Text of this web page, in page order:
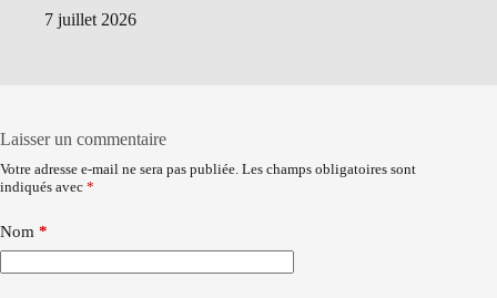
7 juillet 2026
Laisser un commentaire
Votre adresse e-mail ne sera pas publiée. Les champs obligatoires sont
indiqués avec *
Nom *